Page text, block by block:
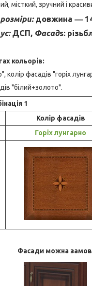
місткий, зручний і
довжина ―
ДСП, Фасадs:
кольорів:
колір фасадів "горіх
"білий+золото".
1
Колір фасадів
Горіх лунгарно
Фасади можна